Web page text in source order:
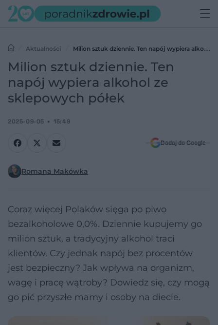
Aktualności
Milion sztuk dziennie. Ten napój wypiera alkohol
ze sklepowych półek
Milion sztuk dziennie. Ten
napój wypiera alkohol ze
sklepowych półek
2025-09-05 15:49
Dodaj do Google
Romana Makówka
Coraz więcej Polaków sięga po piwo
bezalkoholowe 0,0%. Dziennie kupujemy go
milion sztuk, a tradycyjny alkohol traci
klientów. Czy jednak napój bez procentów
jest bezpieczny? Jak wpływa na organizm,
wagę i pracę wątroby? Dowiedz się, czy mogą
go pić przyszłe mamy i osoby na diecie.